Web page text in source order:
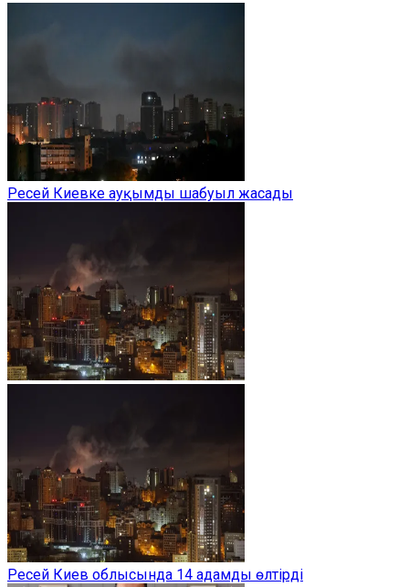
Ресей Киевке ауқымды шабуыл жасады
Ресей Киев облысында 14 адамды өлтірді